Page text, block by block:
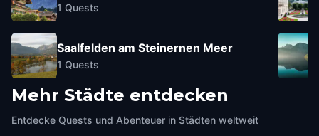
1 Quests
Saalfelden am Steinernen Meer
1 Quests
Mehr Städte entdecken
Entdecke Quests und Abenteuer in Städten weltweit